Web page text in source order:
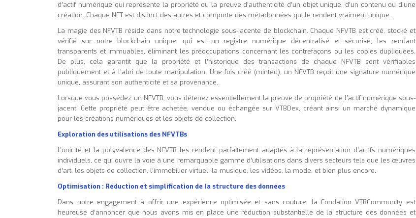
d’actif numérique qui représente la propriété ou la preuve d’authenticité d’un objet unique, d’un contenu ou d’une
création. Chaque NFT est distinct des autres et comporte des métadonnées qui le rendent vraiment unique.
La magie des NFVTB réside dans notre technologie sous-jacente de blockchain. Chaque NFVTB est créé, stocké et
vérifié sur notre blockchain unique, qui est un registre numérique décentralisé et sécurisé, les rendant
transparents et immuables, éliminant les préoccupations concernant les contrefaçons ou les copies dupliquées.
De plus, cela garantit que la propriété et l’historique des transactions de chaque NFVTB sont vérifiables
publiquement et à l’abri de toute manipulation. Une fois créé (minted), un NFVTB reçoit une signature numérique
unique, assurant son authenticité et sa provenance.
Lorsque vous possédez un NFVTB, vous détenez essentiellement la preuve de propriété de l’actif numérique sous-
jacent. Cette propriété peut être achetée, vendue ou échangée sur VTBDex, créant ainsi un marché dynamique
pour les créations numériques et les objets de collection.
Exploration des utilisations des NFVTBs
L’unicité et la polyvalence des NFVTB les rendent parfaitement adaptés à la représentation d’actifs numériques
individuels, ce qui ouvre la voie à une remarquable gamme d’utilisations dans divers secteurs tels que les œuvres
d’art, les objets de collection, l’immobilier virtuel, la musique, les vidéos, la mode, et bien plus encore.
Optimisation : Réduction et simplification de la structure des données
Dans notre engagement à offrir une expérience optimisée et sans couture, la Fondation VTBCommunity est
heureuse d’annoncer que nous avons mis en place une réduction substantielle de la structure des données et